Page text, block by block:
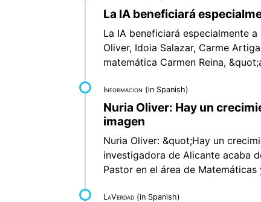
La IA beneficiará
La IA beneficiará especialmente
Oliver, Idoia Salazar, Carme
matemática Carmen Reina,
Informacion (in Spanish)
Nuria Oliver: Hay un
imagen
Nuria Oliver: &quot;Hay un
investigadora de Alicante acaba
Pastor en el área de
LaVerdad (in Spanish)